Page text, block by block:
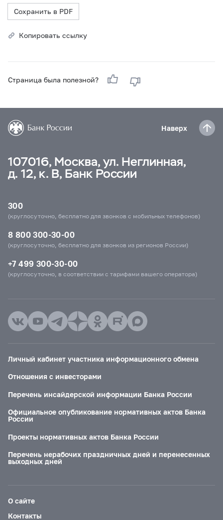
Сохранить в PDF
Копировать ссылку
Страница была полезной?
Наверх
107016, Москва, ул. Неглинная,
д. 12, к. В, Банк России
300
(круглосуточно, бесплатно для звонков с мобильных телефонов)
8 800 300-30-00
(круглосуточно, бесплатно для звонков из регионов России)
+7 499 300-30-00
(круглосуточно, в соответствии с тарифами вашего оператора)
Личный кабинет участника информационного обмена
Отношения с инвесторами
Перечень инсайдерской информации Банка России
Официальное опубликование нормативных актов Банка
России
Проекты нормативных актов Банка России
Перечень нерабочих праздничных дней и перенесенных
выходных дней
О сайте
Контакты